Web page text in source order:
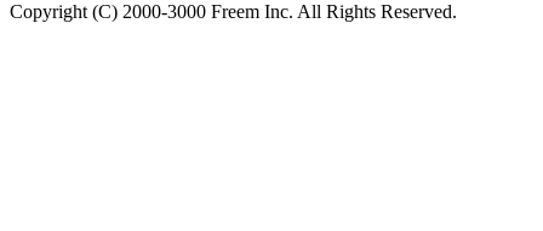
Copyright (C) 2000-3000 Freem Inc. All Rights Reserved.